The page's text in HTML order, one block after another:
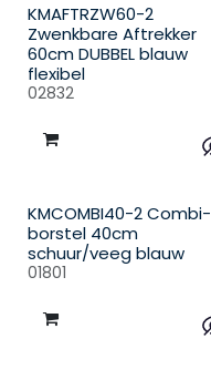
KMAFTRZW60-2
Zwenkbare Aftrekker
60cm DUBBEL blauw
flexibel
02832
KMCOMBI40-2 Combi-
borstel 40cm
schuur/veeg blauw
01801